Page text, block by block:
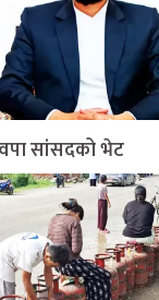
सांसदको भेट